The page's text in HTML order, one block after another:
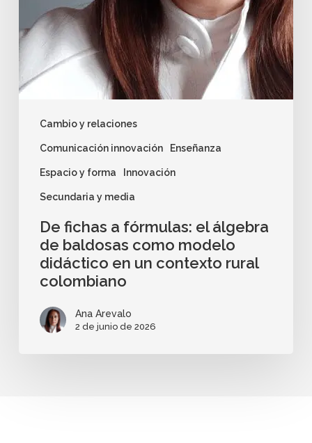
Cambio y relaciones
Comunicación innovación Enseñanza
Espacio y forma Innovación
Secundaria y media
De fichas a fórmulas: el álgebra
de baldosas como modelo
didáctico en un contexto rural
colombiano
Ana Arevalo
2 de junio de 2026